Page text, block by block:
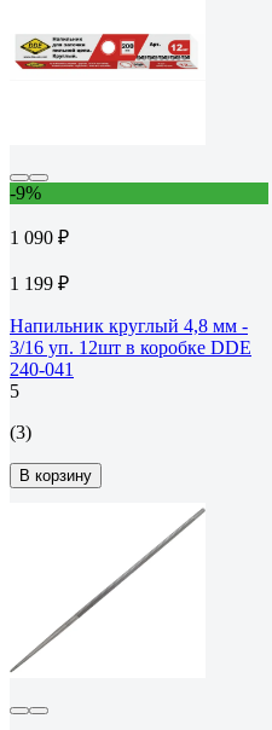
-9%
1 090 ₽
1 199 ₽
Напильник круглый 4,8 мм -
3/16 уп. 12шт в коробке DDE
240-041
5
(3)
В корзину